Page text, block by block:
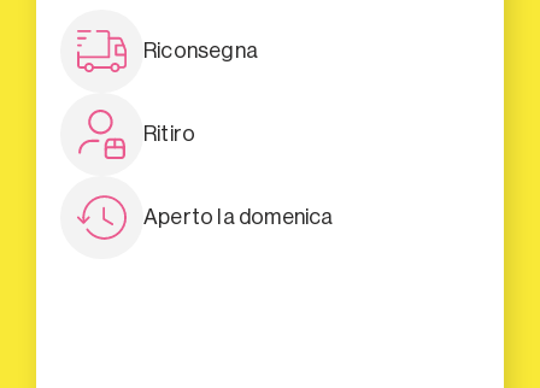
Riconsegna
Ritiro
Aperto la domenica